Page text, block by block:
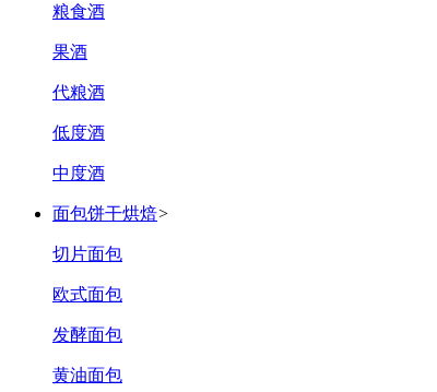
粮食酒
果酒
代粮酒
低度酒
中度酒
面包饼干烘焙>
切片面包
欧式面包
发酵面包
黄油面包